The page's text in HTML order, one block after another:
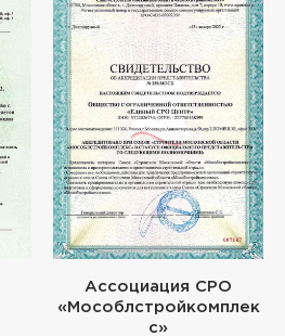
Ассоциация СРО
«Мособлстройкомплек
с»